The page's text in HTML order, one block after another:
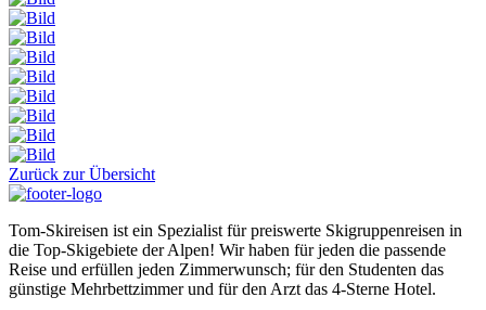
Zurück zur Übersicht
Tom-Skireisen ist ein Spezialist für preiswerte Skigruppenreisen in
die Top-Skigebiete der Alpen! Wir haben für jeden die passende
Reise und erfüllen jeden Zimmerwunsch; für den Studenten das
günstige Mehrbettzimmer und für den Arzt das 4-Sterne Hotel.